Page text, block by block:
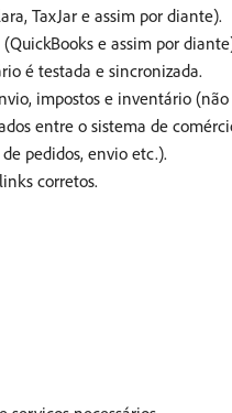
TaxJar e assim por diante).
e assim por
é testada e sincronizada.
impostos e inventário
entre o sistema de
pedidos, envio etc.).
corretos.